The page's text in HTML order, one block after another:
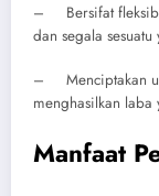
– Bersifat
dan segala
– Menciptakan
menghasilkan
Manfaat